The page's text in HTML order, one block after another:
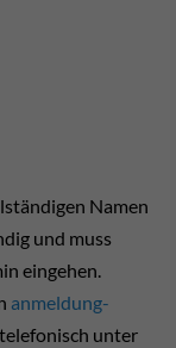
Namen
und muss
eingehen.
anmeldung-
unter